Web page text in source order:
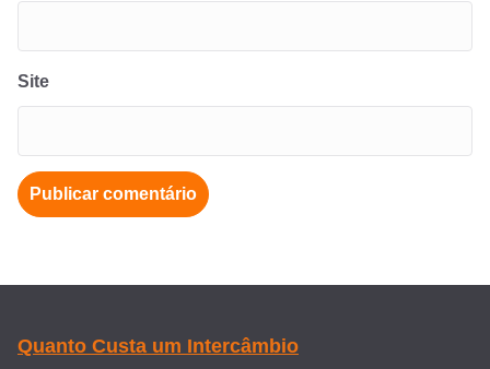
Site
Quanto Custa um Intercâmbio